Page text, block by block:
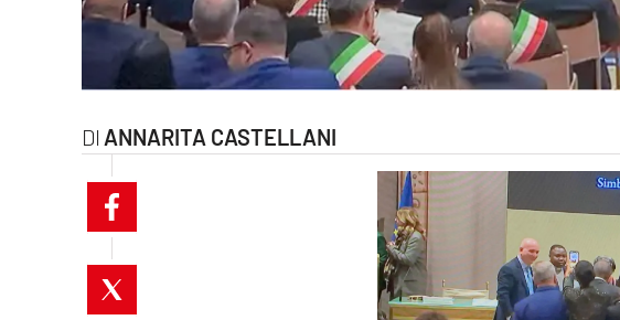
cosenzachannel.it
catanzarochannel.it
lacapitalenews.it
ANNARITA CASTELLANI